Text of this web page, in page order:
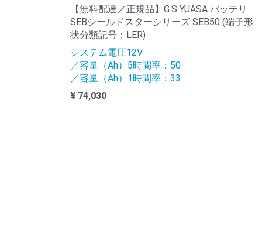
【無料配達／正規品】G.S YUASA バッテリ
SEBシールドスターシリーズ SEB50 (端子形
状分類記号：LER)
システム電圧12V
／容量（Ah）5時間率：50
／容量（Ah）1時間率：33
¥ 74,030